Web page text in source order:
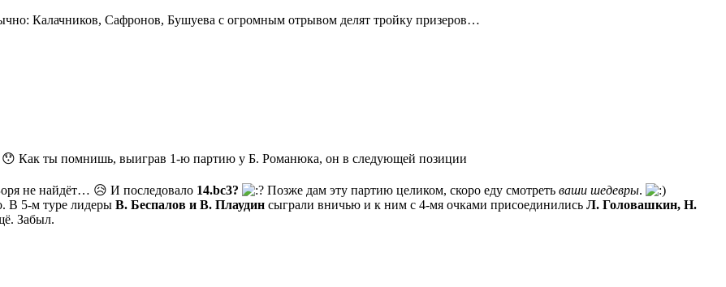
Калачников, Сафронов, Бушуева с огромным отрывом делят тройку призеров…
😯 Как ты помнишь, выиграв 1-ю партию у Б. Романюка, он в следующей позиции
не найдёт… 😥 И последовало 14.bc3? Позже дам эту партию целиком, скоро еду смотреть ваши шедевры.
В 5-м туре лидеры В. Беспалов и В. Плаудин сыграли вничью и к ним с 4-мя очками присоединились Л. Головашкин, Н.
Забыл.